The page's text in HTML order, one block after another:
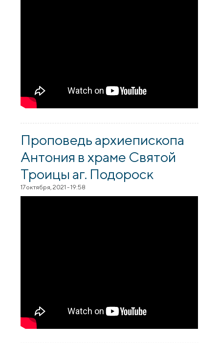
Проповедь архиепископа
Антония в храме Святой
Троицы аг. Подороск
17 октября, 2021 - 19:58